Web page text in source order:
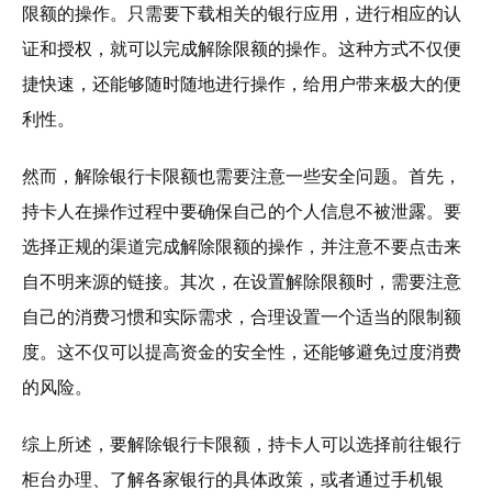
限额的操作。只需要下载相关的银行应用，进行相应的认
证和授权，就可以完成解除限额的操作。这种方式不仅便
捷快速，还能够随时随地进行操作，给用户带来极大的便
利性。
然而，解除银行卡限额也需要注意一些安全问题。首先，
持卡人在操作过程中要确保自己的个人信息不被泄露。要
选择正规的渠道完成解除限额的操作，并注意不要点击来
自不明来源的链接。其次，在设置解除限额时，需要注意
自己的消费习惯和实际需求，合理设置一个适当的限制额
度。这不仅可以提高资金的安全性，还能够避免过度消费
的风险。
综上所述，要解除银行卡限额，持卡人可以选择前往银行
柜台办理、了解各家银行的具体政策，或者通过手机银